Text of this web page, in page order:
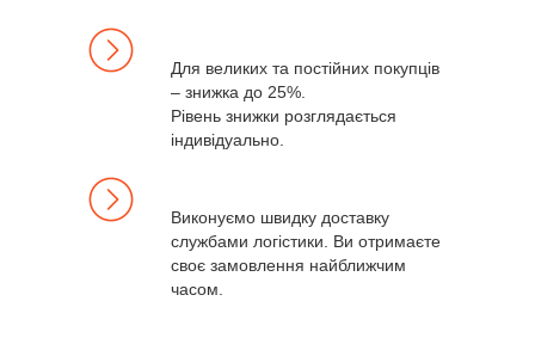
Для великих та постійних покупців
– знижка до 25%.
Рівень знижки розглядається
індивідуально.
Виконуємо швидку доставку
службами логістики. Ви отримаєте
своє замовлення найближчим
часом.